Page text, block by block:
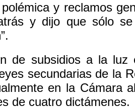
y reclamos
y dijo que sólo
de subsidios a la luz
secundarias de la
en la Cámara
de cuatro dictámenes.